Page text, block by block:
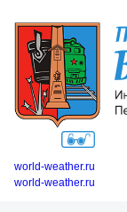
world-weather.ru
world-weather.ru